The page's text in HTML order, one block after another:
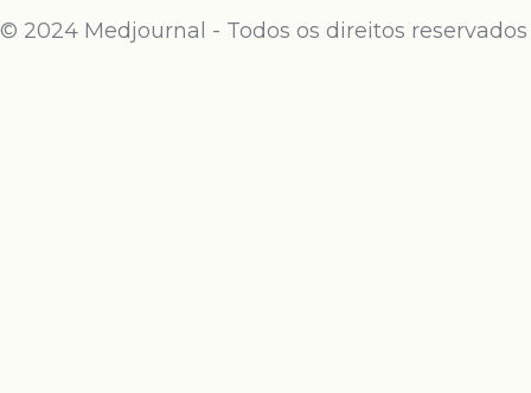
© 2024 Medjournal - Todos os direitos reservados